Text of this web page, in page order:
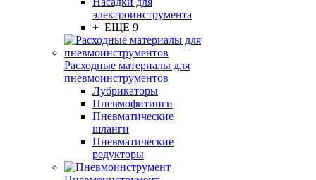
электроинструмента
+ ЕЩЕ 9
Расходные материалы для
пневмоинструментов
Лубрикаторы
Пневмофитинги
Пневматические
шланги
Пневматические
редукторы